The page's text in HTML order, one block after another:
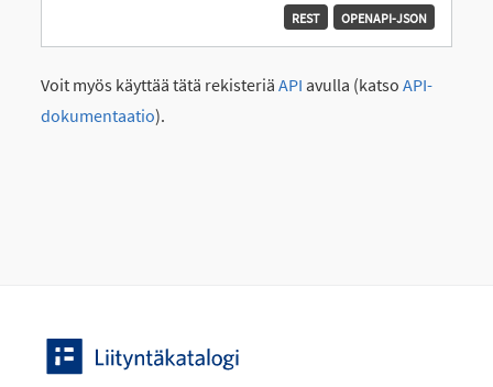
OPENAPI-JSON
REST
Voit myös käyttää tätä rekisteriä API avulla (katso API-
dokumentaatio).